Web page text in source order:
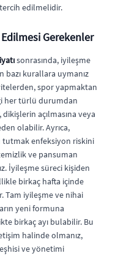
edilmelidir.
Gerekenler
sonrasında, iyileşme
kurallara uymanız
spor yapmaktan
her türlü durumdan
dikişlerin açılmasına veya
olabilir. Ayrıca,
tutmak enfeksiyon riskini
ve pansuman
İyileşme süreci kişiden
birkaç hafta içinde
Tam iyileşme ve nihai
yeni formuna
birkaç ayı bulabilir. Bu
halinde olmanız,
ve yönetimi